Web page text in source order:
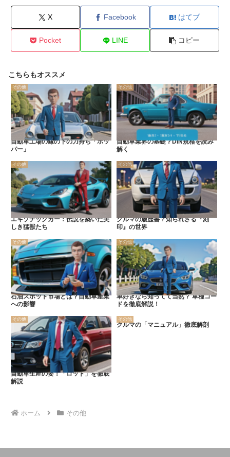
X Facebook はてブ
Pocket LINE コピー
こちらもオススメ
その他
自動車工場の縁の下の力持ち「ホッ
パー」
その他
自動車業界の基礎？DIN規格を読み
解く
その他
エキゾチックカー：伝説を築いた美
しき猛獣たち
その他
クルマの履歴書？知られざる『刻
印』の世界
その他
石油スポット市場とは？自動車産業
への影響
その他
車好きなら知ってて当然？ 車種コー
ドを徹底解説！
その他
自動車生産の要！「ロット」を徹底
解説
その他
クルマの「マニュアル」徹底解剖
ホーム その他